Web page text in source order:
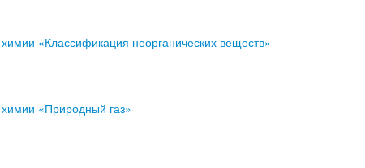
«Классификация неорганических веществ»
«Природный газ»